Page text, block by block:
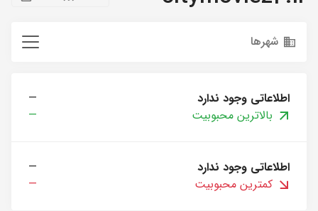
شهرها
اطلاعاتی وجود ندارد
—
بالاترین محبوبیت
—
اطلاعاتی وجود ندارد
—
کمترین محبوبیت
—